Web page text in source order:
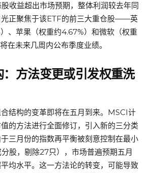
收益超出市场预期，整体利润较去年同
光正聚焦于该ETF的前三大重仓股——英
、苹果（权重约4.67%）和微软（权重
在未来几周内公布季度业绩。
方法变更或引发权重洗
结构的变革即将在五月到来。MSCI计
的方法进行全面修订，引入新的三分类
三月份的指数再平衡被刻意控制在最小
股，剔除27只），市场普遍预期五月
均水平。这一方法论的转变，可能导致